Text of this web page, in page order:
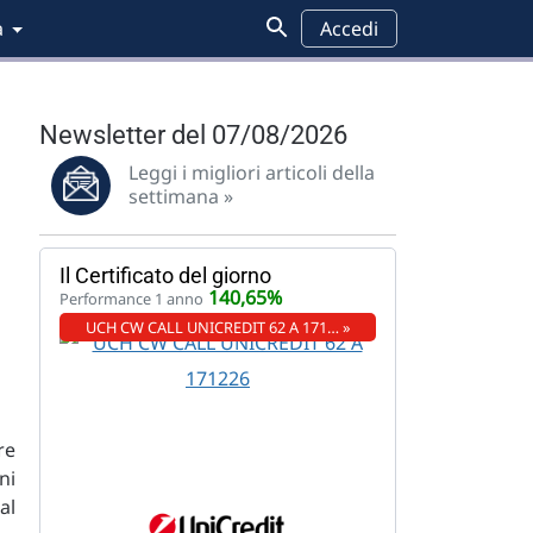
Accedi
Newsletter del 07/08/2026
Leggi i migliori articoli della
settimana »
Il Certificato del giorno
Performance 1 anno 140,65%
UCH CW CALL UNICREDIT 62 A 171… »